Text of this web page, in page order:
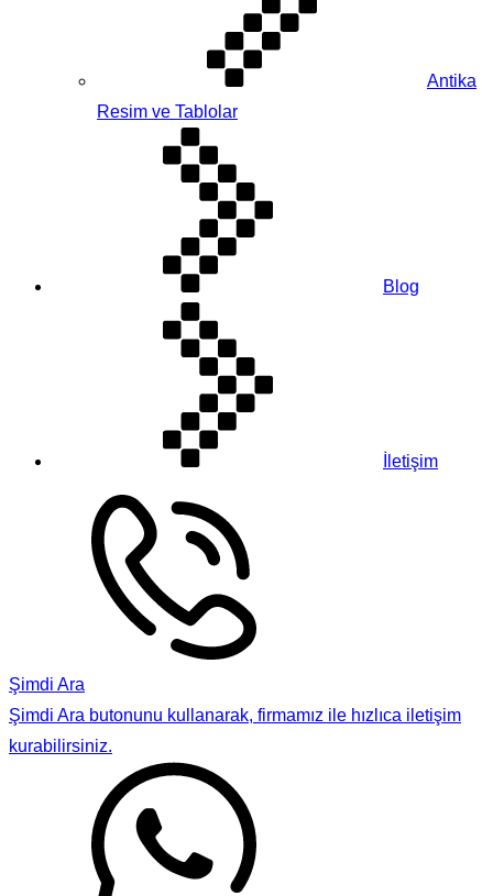
Antika
Resim ve Tablolar
Blog
İletişim
Şimdi Ara
Şimdi Ara butonunu kullanarak, firmamız ile hızlıca iletişim
kurabilirsiniz.